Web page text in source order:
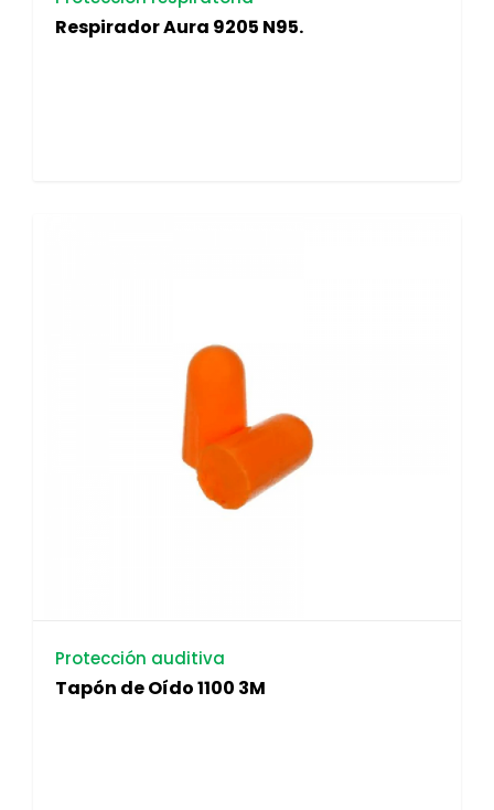
Respirador Aura 9205 N95.
Protección auditiva
Tapón de Oído 1100 3M